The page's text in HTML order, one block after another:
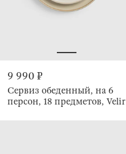
9 990 ₽
Сервиз обеденный, на 6
персон, 18 предметов, Velir